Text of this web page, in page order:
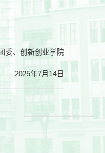
委、创新创业学院
2025年7月14日